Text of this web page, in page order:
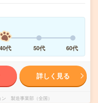
40代 50代 60代
詳しく見る
製造事業部（全国）